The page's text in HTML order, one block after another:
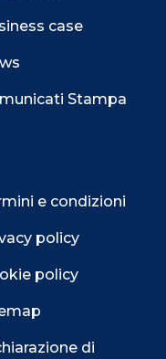
case
Stampa
e condizioni
policy
policy
di